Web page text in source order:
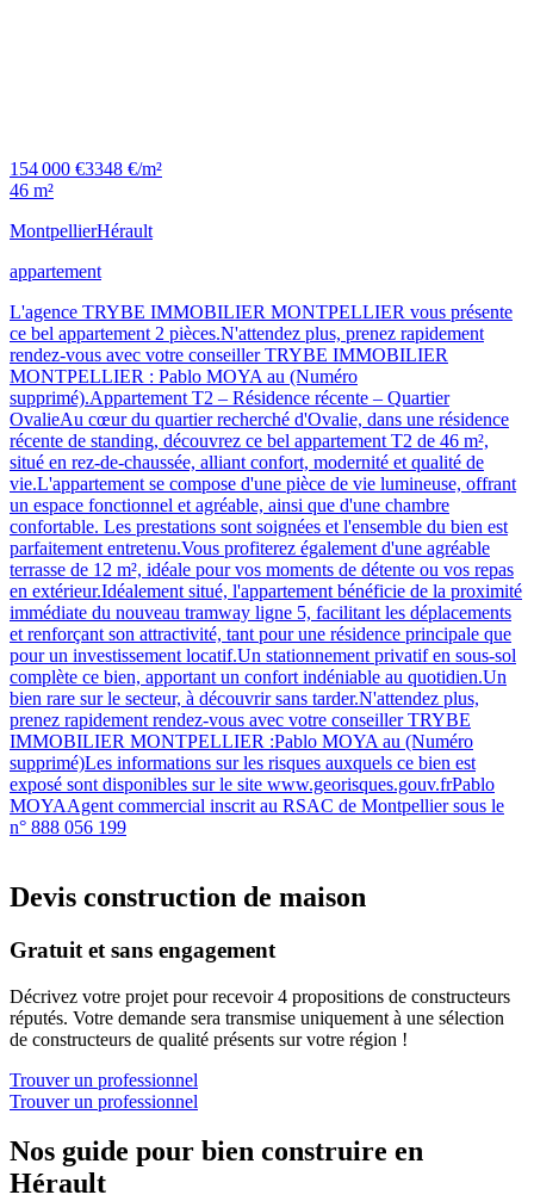
154 000 €3348 €/m²
46 m²
MontpellierHérault
appartement
L'agence TRYBE IMMOBILIER MONTPELLIER vous présente
ce bel appartement 2 pièces.N'attendez plus, prenez rapidement
rendez-vous avec votre conseiller TRYBE IMMOBILIER
MONTPELLIER : Pablo MOYA au (Numéro
supprimé).Appartement T2 – Résidence récente – Quartier
OvalieAu cœur du quartier recherché d'Ovalie, dans une résidence
récente de standing, découvrez ce bel appartement T2 de 46 m²,
situé en rez-de-chaussée, alliant confort, modernité et qualité de
vie.L'appartement se compose d'une pièce de vie lumineuse, offrant
un espace fonctionnel et agréable, ainsi que d'une chambre
confortable. Les prestations sont soignées et l'ensemble du bien est
parfaitement entretenu.Vous profiterez également d'une agréable
terrasse de 12 m², idéale pour vos moments de détente ou vos repas
en extérieur.Idéalement situé, l'appartement bénéficie de la proximité
immédiate du nouveau tramway ligne 5, facilitant les déplacements
et renforçant son attractivité, tant pour une résidence principale que
pour un investissement locatif.Un stationnement privatif en sous-sol
complète ce bien, apportant un confort indéniable au quotidien.Un
bien rare sur le secteur, à découvrir sans tarder.N'attendez plus,
prenez rapidement rendez-vous avec votre conseiller TRYBE
IMMOBILIER MONTPELLIER :Pablo MOYA au (Numéro
supprimé)Les informations sur les risques auxquels ce bien est
exposé sont disponibles sur le site www.georisques.gouv.frPablo
MOYAAgent commercial inscrit au RSAC de Montpellier sous le
n° 888 056 199
Devis construction de maison
Gratuit et sans engagement
Décrivez votre projet pour recevoir 4 propositions de constructeurs
réputés. Votre demande sera transmise uniquement à une sélection
de constructeurs de qualité présents sur votre région !
Trouver un professionnel
Trouver un professionnel
Nos guide pour bien construire en
Hérault